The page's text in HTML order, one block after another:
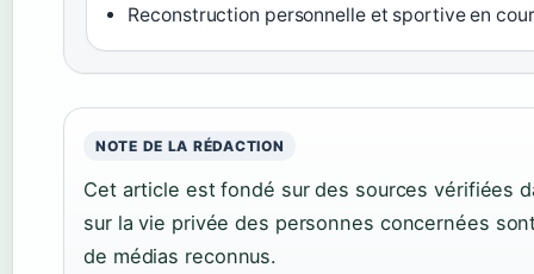
Reconstruction personnelle et sportive en
NOTE DE LA RÉDACTION
Cet article est fondé sur des sources vérifiées
sur la vie privée des personnes concernées
de médias reconnus.